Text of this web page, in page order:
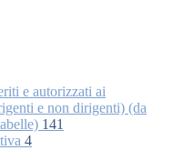
e autorizzati ai
e non dirigenti) (da
141
4